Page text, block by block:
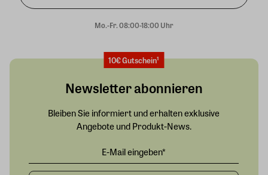
Mo.-Fr. 08:00-18:00 Uhr
10€ Gutschein¹
Newsletter abonnieren
Bleiben Sie informiert und erhalten exklusive
Angebote und Produkt-News.